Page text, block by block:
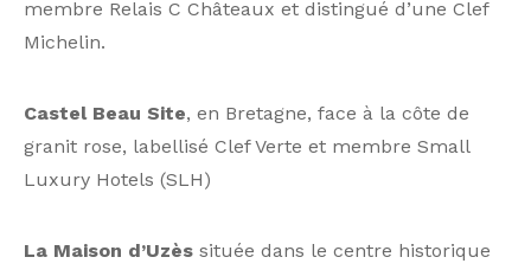
membre Relais C Châteaux et distingué d’une Clef
Michelin.
Castel Beau Site, en Bretagne, face à la côte de
granit rose, labellisé Clef Verte et membre Small
Luxury Hotels (SLH)
La Maison d’Uzès située dans le centre historique